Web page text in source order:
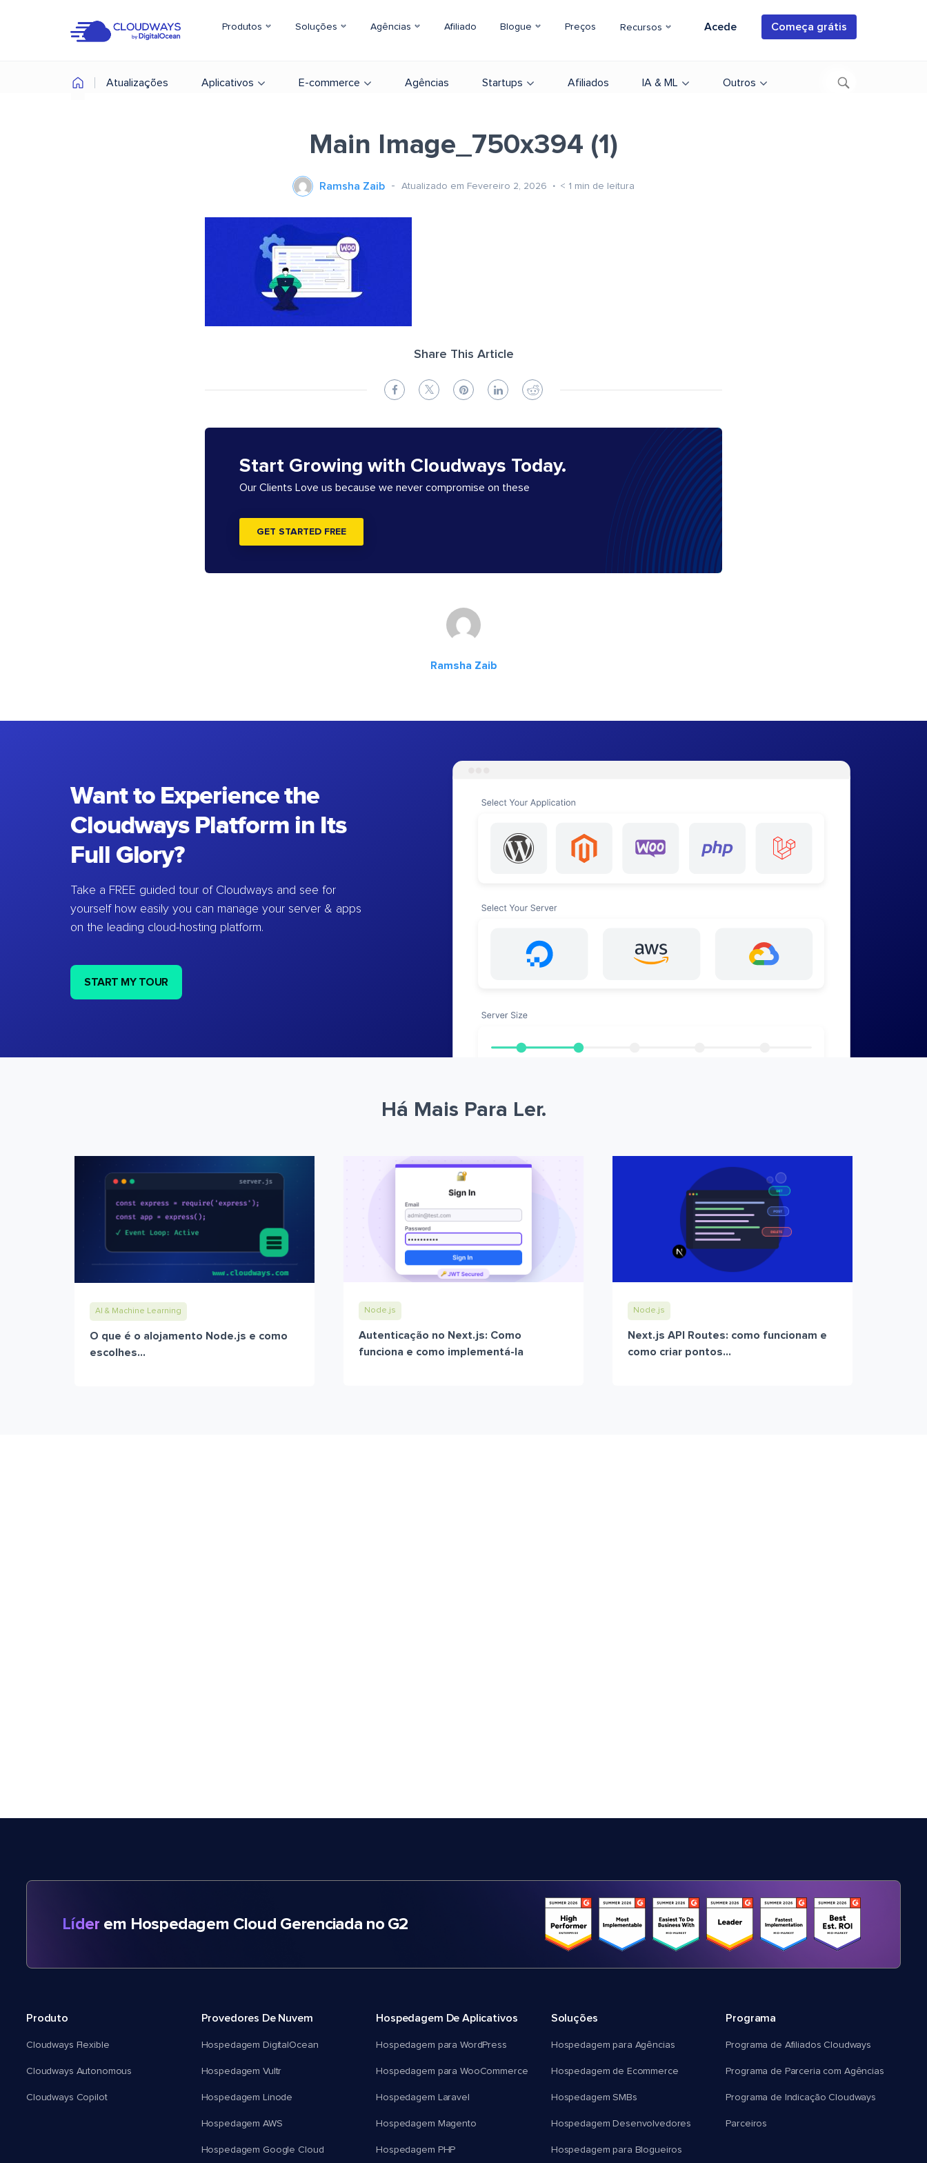
Produtos Soluções Agências Afiliado Blogue Preços Recursos Acede Começa grátis
Atualizações Aplicativos E-commerce Agências Startups Afiliados IA & ML Outros
Main Image_750x394 (1)
Ramsha Zaib Atualizado em Fevereiro 2, 2026 < 1 min de leitura
Share This Article
Start Growing with Cloudways Today.
Our Clients Love us because we never compromise on these
GET STARTED FREE
Ramsha Zaib
Want to Experience the
Cloudways Platform in Its
Full Glory?
Take a FREE guided tour of Cloudways and see for
yourself how easily you can manage your server & apps
on the leading cloud-hosting platform.
START MY TOUR
Há Mais Para Ler.
AI & Machine Learning
O que é o alojamento Node.js e como
escolhes...
Node.js
Autenticação no Next.js: Como
funciona e como implementá-la
Node.js
Next.js API Routes: como funcionam e
como criar pontos...
Líder em Hospedagem Cloud Gerenciada no G2
Produto
Cloudways Flexible
Cloudways Autonomous
Cloudways Copilot
Provedores De Nuvem
Hospedagem DigitalOcean
Hospedagem Vultr
Hospedagem Linode
Hospedagem AWS
Hospedagem Google Cloud
Hospedagem De Aplicativos
Hospedagem para WordPress
Hospedagem para WooCommerce
Hospedagem Laravel
Hospedagem Magento
Hospedagem PHP
Soluções
Hospedagem para Agências
Hospedagem de Ecommerce
Hospedagem SMBs
Hospedagem Desenvolvedores
Hospedagem para Blogueiros
Programa
Programa de Afiliados Cloudways
Programa de Parceria com Agências
Programa de Indicação Cloudways
Parceiros